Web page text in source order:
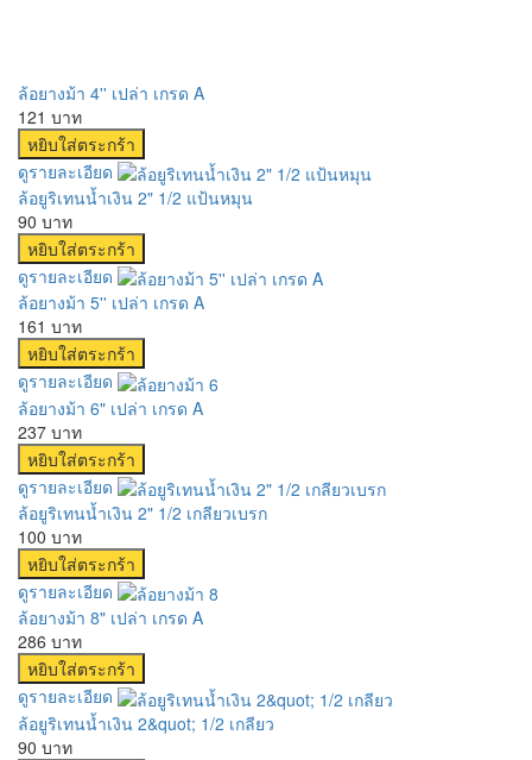
ล้อยางม้า 4'' เปล่า เกรด A
121 บาท
ดูรายละเอียด
ล้อยูริเทนน้ำเงิน 2" 1/2 แป้นหมุน
90 บาท
ดูรายละเอียด
ล้อยางม้า 5'' เปล่า เกรด A
161 บาท
ดูรายละเอียด
ล้อยางม้า 6" เปล่า เกรด A
237 บาท
ดูรายละเอียด
ล้อยูริเทนน้ำเงิน 2" 1/2 เกลียวเบรก
100 บาท
ดูรายละเอียด
ล้อยางม้า 8" เปล่า เกรด A
286 บาท
ดูรายละเอียด
ล้อยูริเทนน้ำเงิน 2&quot; 1/2 เกลียว
90 บาท